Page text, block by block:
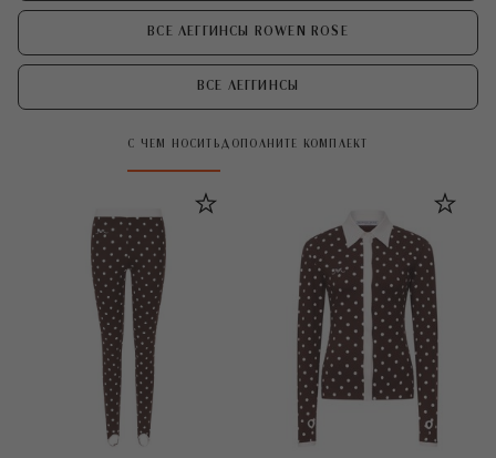
ВСЕ ЛЕГГИНСЫ ROWEN ROSE
ВСЕ ЛЕГГИНСЫ
С ЧЕМ НОСИТЬ ДОПОЛНИТЕ КОМПЛЕКТ